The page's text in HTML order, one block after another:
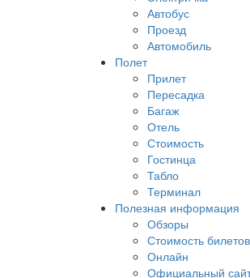
Автобус
Проезд
Автомобиль
Полет
Прилет
Пересадка
Багаж
Отель
Стоимость
Гостинца
Табло
Терминал
Полезная информация
Обзоры
Стоимость билетов
Онлайн
Официальный